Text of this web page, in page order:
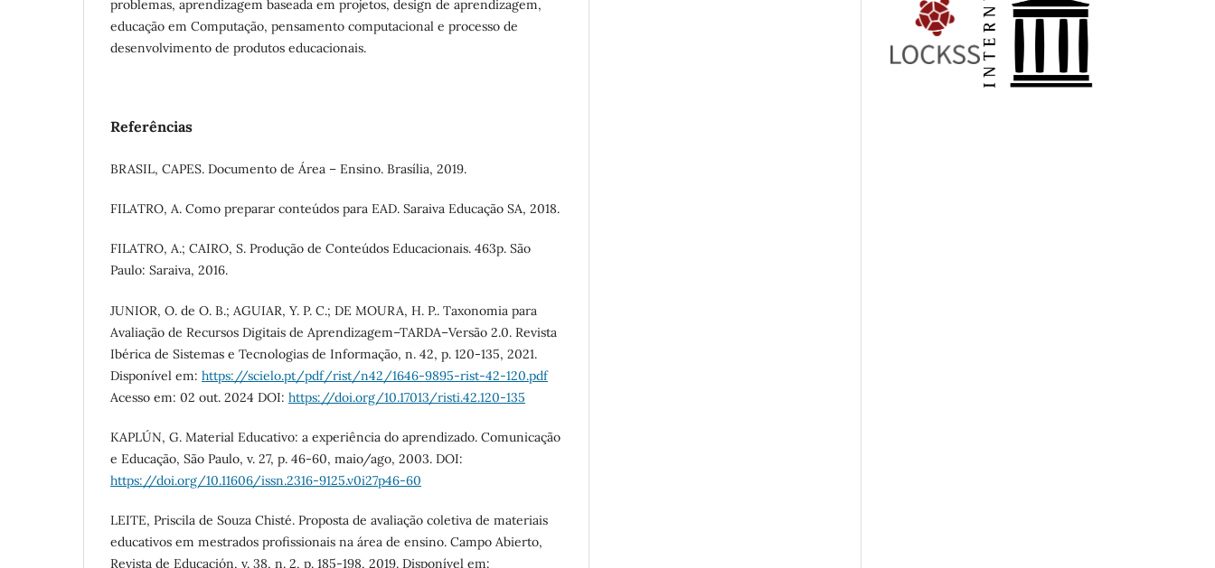
problemas, aprendizagem baseada em projetos, design de aprendizagem,
educação em Computação, pensamento computacional e processo de
desenvolvimento de produtos educacionais.
Referências
BRASIL, CAPES. Documento de Área – Ensino. Brasília, 2019.
FILATRO, A. Como preparar conteúdos para EAD. Saraiva Educação SA, 2018.
FILATRO, A.; CAIRO, S. Produção de Conteúdos Educacionais. 463p. São
Paulo: Saraiva, 2016.
JUNIOR, O. de O. B.; AGUIAR, Y. P. C.; DE MOURA, H. P.. Taxonomia para
Avaliação de Recursos Digitais de Aprendizagem–TARDA–Versão 2.0. Revista
Ibérica de Sistemas e Tecnologias de Informação, n. 42, p. 120-135, 2021.
Disponível em: https://scielo.pt/pdf/rist/n42/1646-9895-rist-42-120.pdf
Acesso em: 02 out. 2024 DOI: https://doi.org/10.17013/risti.42.120-135
KAPLÚN, G. Material Educativo: a experiência do aprendizado. Comunicação
e Educação, São Paulo, v. 27, p. 46-60, maio/ago, 2003. DOI:
https://doi.org/10.11606/issn.2316-9125.v0i27p46-60
LEITE, Priscila de Souza Chisté. Proposta de avaliação coletiva de materiais
educativos em mestrados profissionais na área de ensino. Campo Abierto,
Revista de Educación, v. 38, n. 2, p. 185-198, 2019. Disponível em: